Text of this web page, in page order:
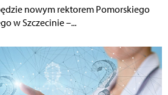
nowym rektorem Pomorskiego
w Szczecinie –...